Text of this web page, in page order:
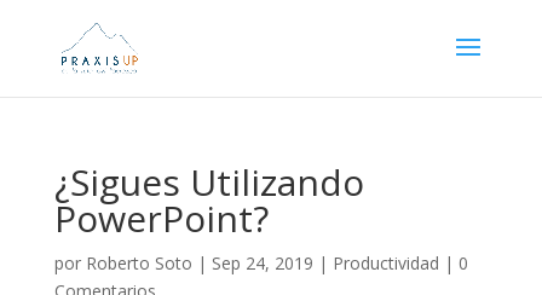
¿Sigues Utilizando
PowerPoint?
por Roberto Soto | Sep 24, 2019 | Productividad | 0